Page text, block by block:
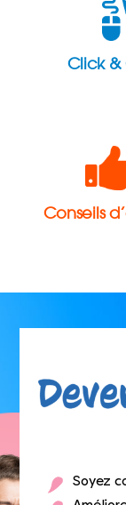
Click
Conseils
Soyez